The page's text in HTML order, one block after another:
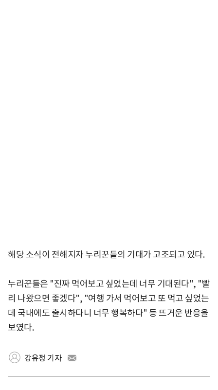
해당 소식이 전해지자 누리꾼들의 기대가 고조되고 있다.
누리꾼들은 "진짜 먹어보고 싶었는데 너무 기대된다", "빨
리 나왔으면 좋겠다", "여행 가서 먹어보고 또 먹고 싶었는
데 국내에도 출시하다니 너무 행복하다" 등 뜨거운 반응을
보였다.
강유정 기자